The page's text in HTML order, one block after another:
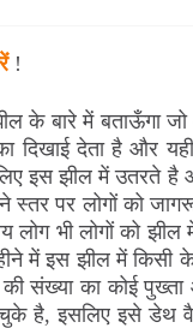
!
के बारे में बताऊँगा
दिखाई देता है और
इस झील में उतरते है
पर लोगों को
लोग भी लोगों को
में इस झील में किसी
संख्या का कोई
है, इसलिए इसे डेथ